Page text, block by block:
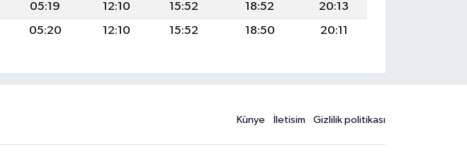
05:19 12:10 15:52 18:52
20:13
05:20 12:10 15:52 18:50 20:11
Künye İletisim Gizlilik politikası